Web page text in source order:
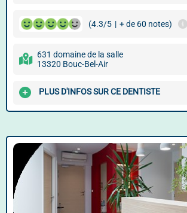
(4.3/5 | + de 60 notes)
631 domaine de la salle
13320 Bouc-Bel-Air
PLUS D'INFOS SUR CE DENTISTE